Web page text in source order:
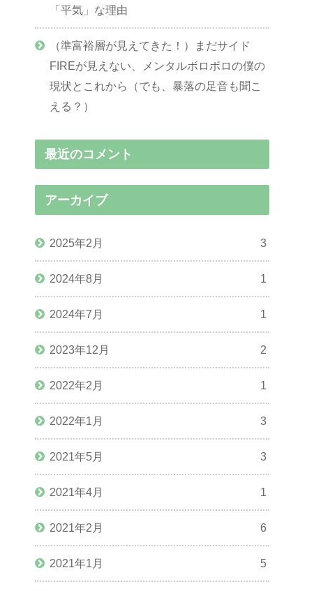
「平気」な理由
（準富裕層が見えてきた！）まだサイド
FIREが見えない、メンタルボロボロの僕の
現状とこれから（でも、暴落の足音も聞こ
える？）
最近のコメント
アーカイブ
2025年2月 3
2024年8月 1
2024年7月 1
2023年12月 2
2022年2月 1
2022年1月 3
2021年5月 3
2021年4月 1
2021年2月 6
2021年1月 5